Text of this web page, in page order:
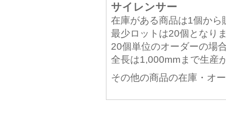
サイレンサー
在庫がある商品は1個か
最少ロットは20個となり
20個単位のオーダーの場
全長は1,000mmまで生産
その他の商品の在庫・オ